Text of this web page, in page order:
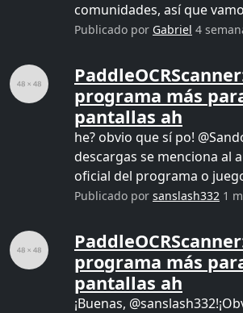
comunidades, así que
Publicado por Gabriel 4
programa más
pantallas ah
he? obvio que sí po!
descargas se menciona al
oficial del programa o
Publicado por sanslash332 1
programa más
pantallas ah
¡Buenas,